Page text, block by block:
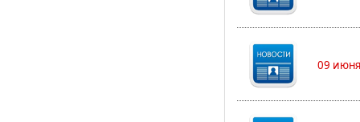
09